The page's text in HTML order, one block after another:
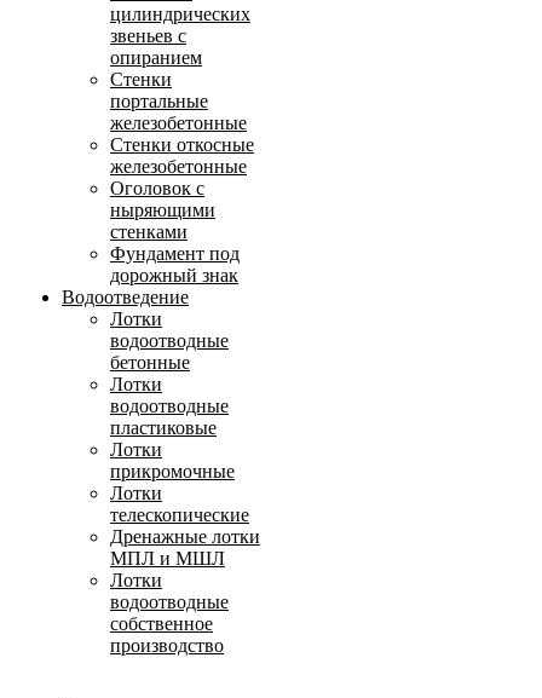
цилиндрических
звеньев с
опиранием
Стенки
портальные
железобетонные
Стенки откосные
железобетонные
Оголовок с
ныряющими
стенками
Фундамент под
дорожный знак
Водоотведение
Лотки
водоотводные
бетонные
Лотки
водоотводные
пластиковые
Лотки
прикромочные
Лотки
телескопические
Дренажные лотки
МПЛ и МШЛ
Лотки
водоотводные
собственное
производство